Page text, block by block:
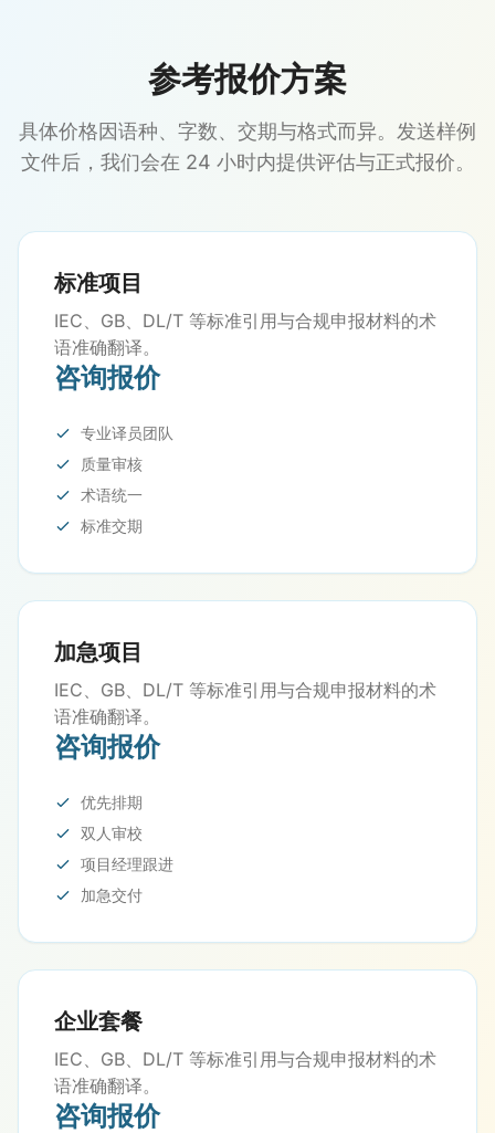
参考报价方案
具体价格因语种、字数、交期与格式而异。发送样例
文件后，我们会在 24 小时内提供评估与正式报价。
标准项目
IEC、GB、DL/T 等标准引用与合规申报材料的术
语准确翻译。
咨询报价
专业译员团队
质量审核
术语统一
标准交期
加急项目
IEC、GB、DL/T 等标准引用与合规申报材料的术
语准确翻译。
咨询报价
优先排期
双人审校
项目经理跟进
加急交付
企业套餐
IEC、GB、DL/T 等标准引用与合规申报材料的术
语准确翻译。
咨询报价